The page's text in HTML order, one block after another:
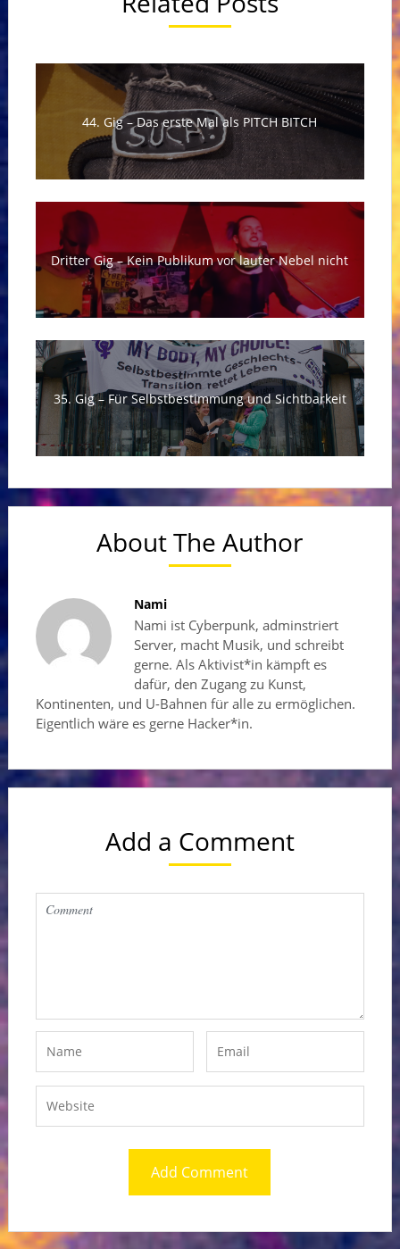
44. Gig – Das erste Mal als PITCH BITCH
Dritter Gig – Kein Publikum vor lauter Nebel nicht
35. Gig – Für Selbstbestimmung und Sichtbarkeit
About The Author
Nami
Nami ist Cyberpunk, adminstriert
Server, macht Musik, und schreibt
gerne. Als Aktivist*in kämpft es
dafür, den Zugang zu Kunst,
Kontinenten, und U-Bahnen für alle zu ermöglichen.
Eigentlich wäre es gerne Hacker*in.
Add a Comment